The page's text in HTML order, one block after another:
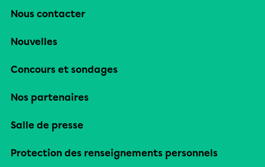
Nous contacter
Nouvelles
Concours et sondages
Nos partenaires
Salle de presse
Protection des renseignements personnels